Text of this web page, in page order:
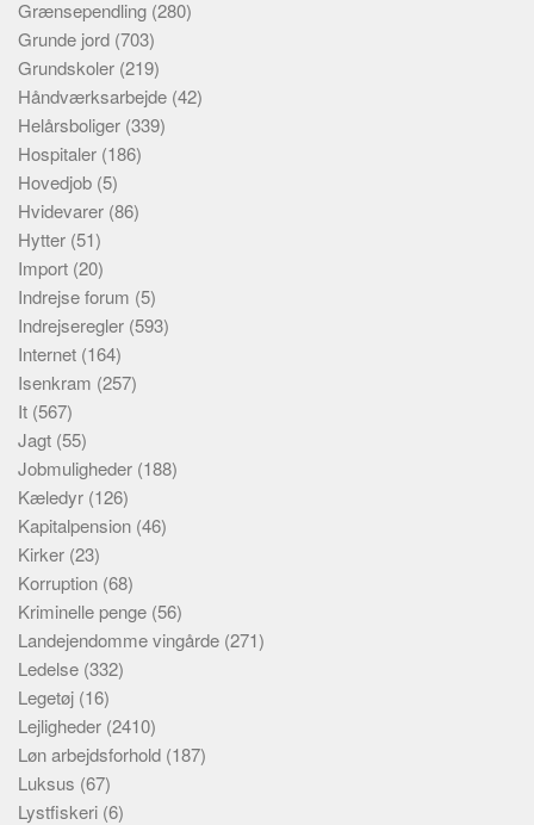
Grænsependling (280)
Grunde jord (703)
Grundskoler (219)
Håndværksarbejde (42)
Helårsboliger (339)
Hospitaler (186)
Hovedjob (5)
Hvidevarer (86)
Hytter (51)
Import (20)
Indrejse forum (5)
Indrejseregler (593)
Internet (164)
Isenkram (257)
It (567)
Jagt (55)
Jobmuligheder (188)
Kæledyr (126)
Kapitalpension (46)
Kirker (23)
Korruption (68)
Kriminelle penge (56)
Landejendomme vingårde (271)
Ledelse (332)
Legetøj (16)
Lejligheder (2410)
Løn arbejdsforhold (187)
Luksus (67)
Lystfiskeri (6)